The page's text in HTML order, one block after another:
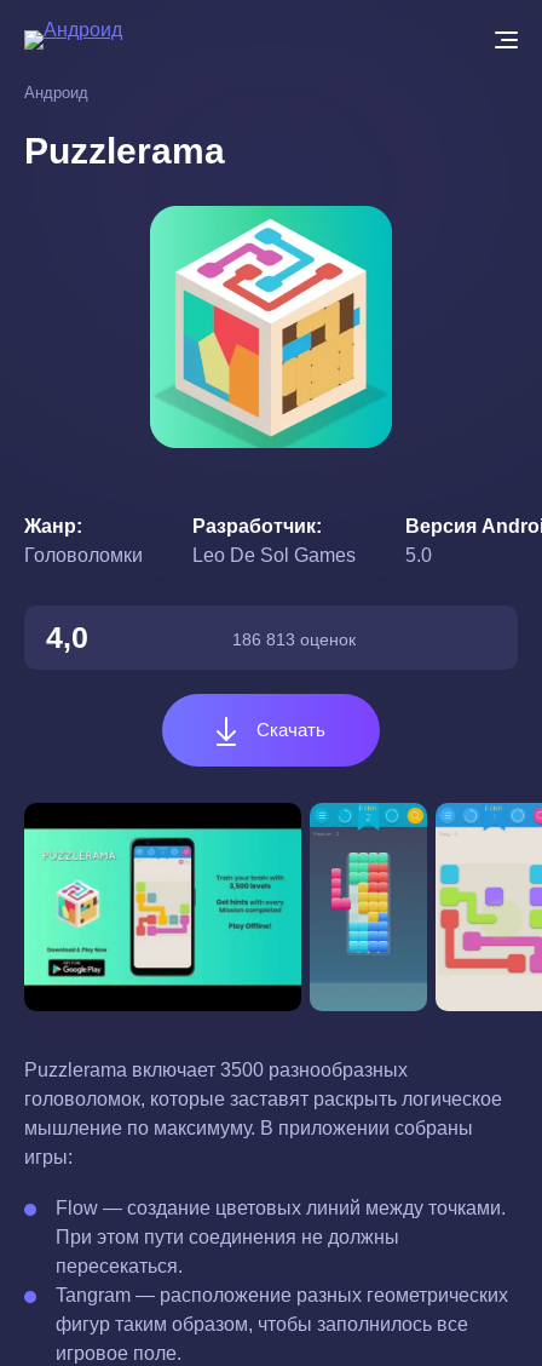
основному
Андроид
Puzzlerama
Жанр
Головоломки
Разработчик
Leo De Sol Games
Версия
5.0
4,0 186 813 оценок
Скачать
Puzzlerama включает 3500 разнообразных
головоломок, которые заставят раскрыть логическое
мышление по максимуму. В приложении собраны
игры:
Flow — создание цветовых линий между точками.
При этом пути соединения не должны
пересекаться.
Tangram — расположение разных геометрических
фигур таким образом, чтобы заполнилось все
игровое поле.